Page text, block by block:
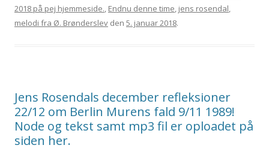
2018 på pej hjemmeside., Endnu denne time, jens rosendal,
melodi fra Ø. Brønderslev den 5. januar 2018.
Jens Rosendals december refleksioner
22/12 om Berlin Murens fald 9/11 1989!
Node og tekst samt mp3 fil er oploadet på
siden her.